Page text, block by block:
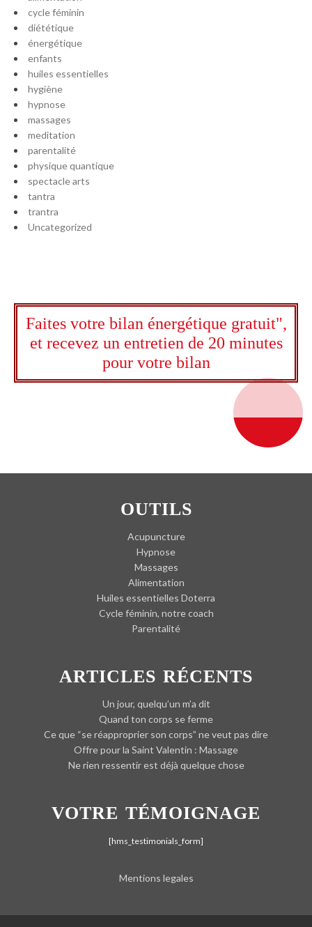
cycle féminin
diététique
énergétique
enfants
huiles essentielles
hygiène
hypnose
massages
meditation
parentalité
physique quantique
spectacle arts
tantra
trantra
Uncategorized
Faites votre bilan énergétique gratuit",
et recevez un entretien de 20 minutes
pour votre bilan
OUTILS
Acupuncture
Hypnose
Massages
Alimentation
Huiles essentielles Doterra
Cycle féminin, notre coach
Parentalité
ARTICLES RÉCENTS
Un jour, quelqu’un m’a dit
Quand ton corps se ferme
Ce que “se réapproprier son corps” ne veut pas dire
Offre pour la Saint Valentin : Massage
Ne rien ressentir est déjà quelque chose
VOTRE TÉMOIGNAGE
[hms_testimonials_form]
Mentions legales